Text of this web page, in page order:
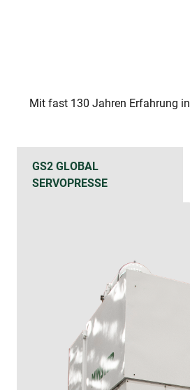
Mit fast 130 Jahren Erfahrung
GS2 GLOBAL
SERVOPRESSE